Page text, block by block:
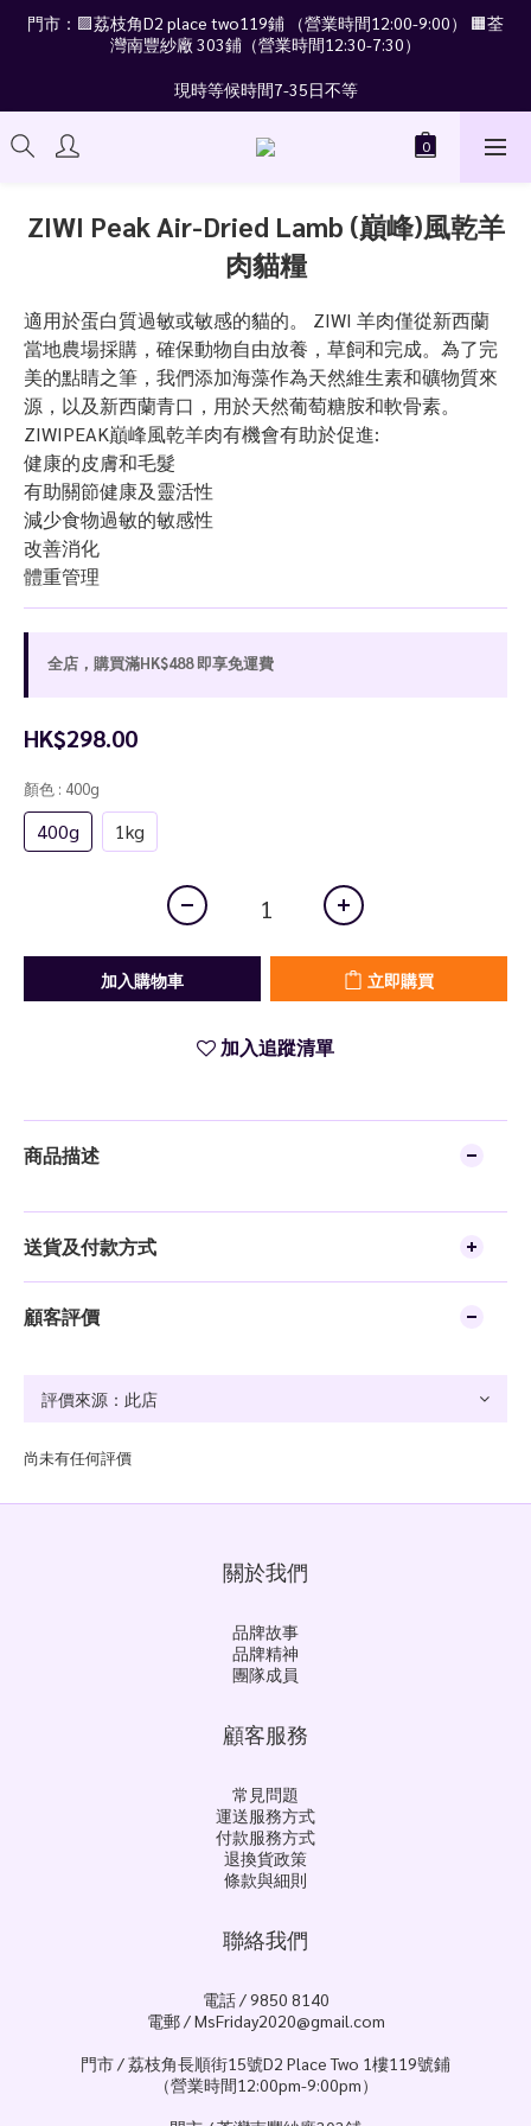
門市：🟪荔枝角D2 place two119鋪 （營業時間12:00-9:00） 🟧荃
灣南豐紗廠 303鋪（營業時間12:30-7:30）
現時等候時間7-35日不等
ZIWI Peak Air-Dried Lamb (巔峰)風乾羊
肉貓糧
適用於蛋白質過敏或敏感的貓的。 ZIWI 羊肉僅從新西蘭
當地農場採購，確保動物自由放養，草飼和完成。為了完
美的點睛之筆，我們添加海藻作為天然維生素和礦物質來
源，以及新西蘭青口，用於天然葡萄糖胺和軟骨素。
ZIWIPEAK巔峰風乾羊肉有機會有助於促進:
健康的皮膚和毛髮
有助關節健康及靈活性
減少食物過敏的敏感性
改善消化
體重管理
全店，購買滿HK$488 即享免運費
HK$298.00
顏色 : 400g
400g 1kg
加入購物車 立即購買
加入追蹤清單
商品描述
送貨及付款方式
顧客評價
尚未有任何評價
關於我們
品牌故事
品牌精神
團隊成員
顧客服務
常見問題
運送服務方式
付款服務方式
退換貨政策
條款與細則
聯絡我們
電話 / 9850 8140
電郵 / MsFriday2020@gmail.com
門市 / 荔枝角長順街15號D2 Place Two 1樓119號鋪
（營業時間12:00pm-9:00pm）